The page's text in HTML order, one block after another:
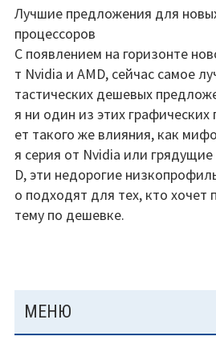
в
2020
году.
Лучшие предложения для
процессоров
С появлением на горизонте
т Nvidia и AMD, сейчас самое
тастических дешевых
я ни один из этих графических
ет такого же влияния, как
я серия от Nvidia или грядущие
D, эти недорогие
о подходят для тех, кто хочет
тему по дешевке.
ОСНОВНАЯ
ПАНЕЛЬ
МЕНЮ